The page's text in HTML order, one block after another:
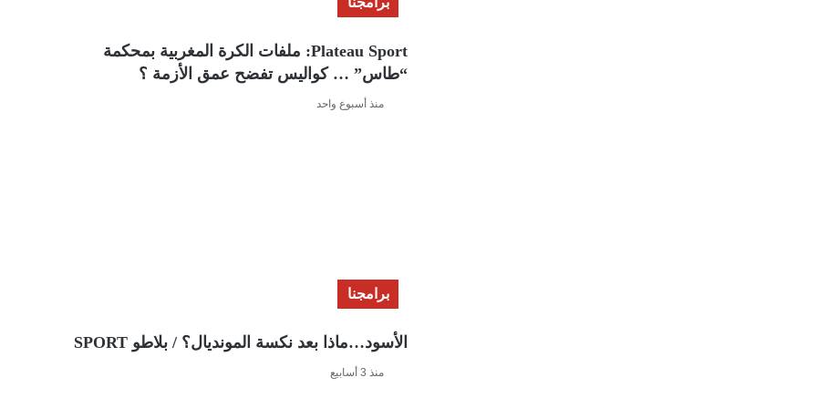
Plateau Sport: ملفات الكرة المغربية بمحكمة
“طاس” … كواليس تفضح عمق الأزمة ؟
منذ أسبوع واحد
برامجنا
الأسود…ماذا بعد نكسة المونديال؟ / بلاطو SPORT
منذ 3 أسابيع